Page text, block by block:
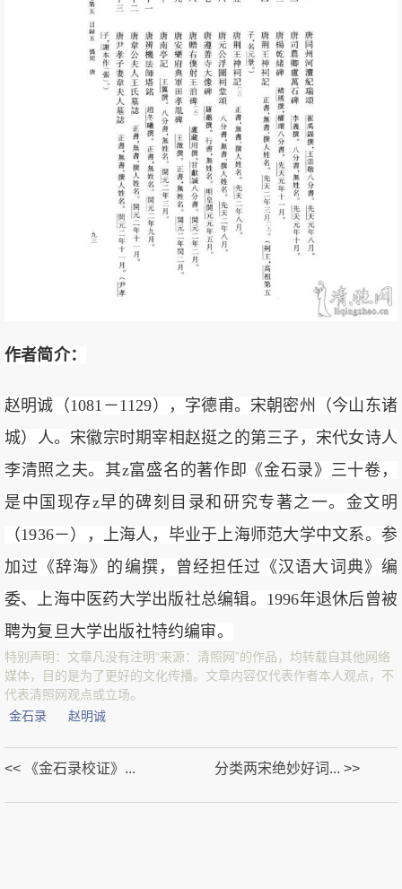
作者简介：
赵明诚（1081－1129），字德甫。宋朝密州（今山东诸
城）人。宋徽宗时期宰相赵挺之的第三子，宋代女诗人
李清照之夫。其z富盛名的著作即《金石录》三十卷，
是中国现存z早的碑刻目录和研究专著之一。金文明
（1936－），上海人，毕业于上海师范大学中文系。参
加过《辞海》的编撰，曾经担任过《汉语大词典》编
委、上海中医药大学出版社总编辑。1996年退休后曾被
聘为复旦大学出版社特约编审。
特别声明：文章凡没有注明“来源：清照网”的作品，均转载自其他网络
媒体，目的是为了更好的文化传播。文章内容仅代表作者本人观点，不
代表清照网观点或立场。
金石录
赵明诚
<< 《金石录校证》... 分类两宋绝妙好词... >>